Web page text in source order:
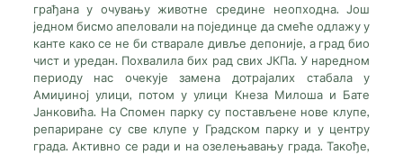
грађана у очувању животне средине неопходна. Још
једном бисмо апеловали на појединце да смеће одлажу у
канте како се не би стварале дивље депоније, а град био
чист и уредан. Похвалила бих рад свих ЈКПа. У наредном
периоду нас очекује замена дотрајалих стабала у
Амиџиној улици, потом у улици Кнеза Милоша и Бате
Јанковића. На Спомен парку су постављене нове клупе,
репариране су све клупе у Градском парку и у центру
града. Активно се ради и на озелењавању града. Такође,